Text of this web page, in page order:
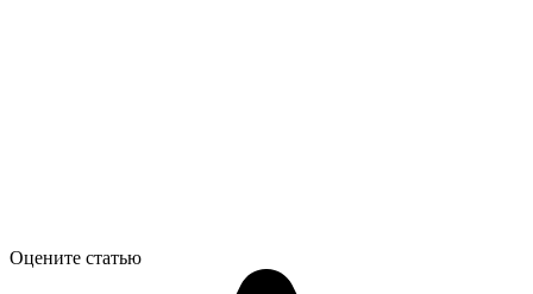
Оцените статью